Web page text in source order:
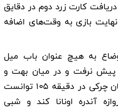
کارت زرد دوم در دقایق
نهایت بازی به وقت‌های اضافه
به هیچ عنوان باب میل
پیش نرفت و در میان بهت و
حیرت مدافعان یونایتد، رایان چرکی در دقیقه ۱۰۵ توانست
آندره اونانا کند و شبی